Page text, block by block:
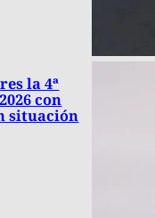
la 4ª
con
situación